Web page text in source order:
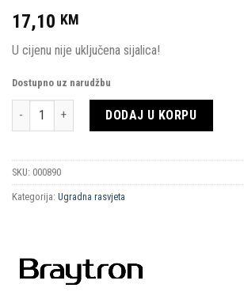
17,10 KM
U cijenu nije uključena sijalica!
Dostupno uz narudžbu
Količina DODAJ U KORPU
SKU: 000890
Kategorija: Ugradna rasvjeta